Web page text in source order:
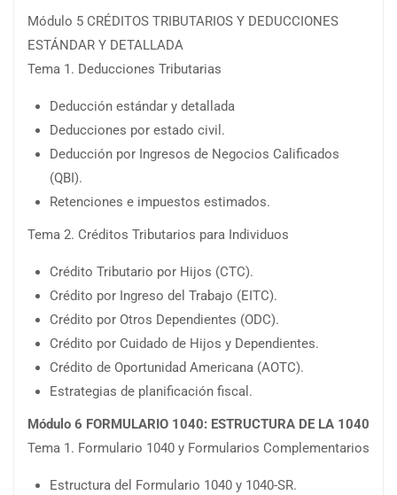
Módulo 5 CRÉDITOS TRIBUTARIOS Y DEDUCCIONES
ESTÁNDAR Y DETALLADA
Tema 1. Deducciones Tributarias
Deducción estándar y detallada
Deducciones por estado civil.
Deducción por Ingresos de Negocios Calificados
(QBI).
Retenciones e impuestos estimados.
Tema 2. Créditos Tributarios para Individuos
Crédito Tributario por Hijos (CTC).
Crédito por Ingreso del Trabajo (EITC).
Crédito por Otros Dependientes (ODC).
Crédito por Cuidado de Hijos y Dependientes.
Crédito de Oportunidad Americana (AOTC).
Estrategias de planificación fiscal.
Módulo 6 FORMULARIO 1040: ESTRUCTURA DE LA 1040
Tema 1. Formulario 1040 y Formularios Complementarios
Estructura del Formulario 1040 y 1040-SR.